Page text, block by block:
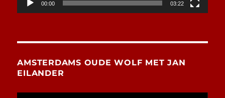
00:00 03:22
AMSTERDAMS OUDE WOLF MET JAN
EILANDER